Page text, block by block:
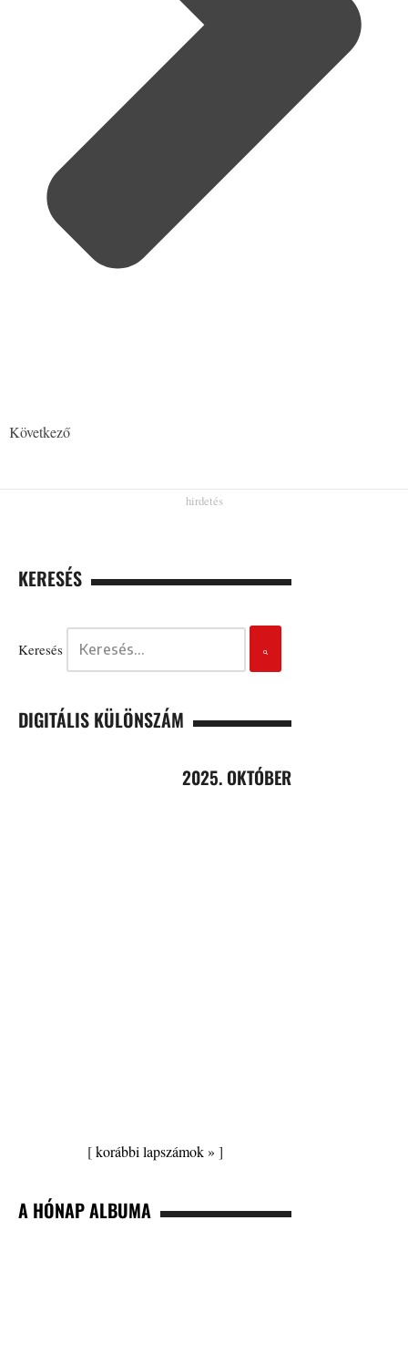
Következő
KERESÉS
Keresés
DIGITÁLIS KÜLÖNSZÁM
2025. OKTÓBER
[korábbi lapszámok » ]
A HÓNAP ALBUMA